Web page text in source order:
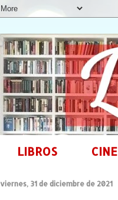
LIBROS CINE
viernes, 31 de diciembre de 2021